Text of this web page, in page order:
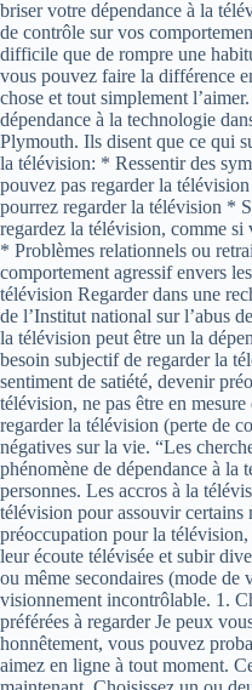
briser votre dépendance à la
de contrôle sur vos
difficile que de rompre une
vous pouvez faire la différence
chose et tout simplement
dépendance à la technologie
Plymouth. Ils disent que ce qui
la télévision: * Ressentir des
pouvez pas regarder la
pourrez regarder la télévision *
regardez la télévision, comme
* Problèmes relationnels ou
comportement agressif envers
télévision Regarder dans une
de l’Institut national sur l’abus
la télévision peut être un la
besoin subjectif de regarder la
sentiment de satiété, devenir
télévision, ne pas être en
regarder la télévision (perte de
négatives sur la vie. “Les
phénomène de dépendance à la
personnes. Les accros à la
télévision pour assouvir certains
préoccupation pour la
leur écoute télévisée et subir
ou même secondaires (mode de
visionnement incontrôlable. 1.
préférées à regarder Je peux
honnêtement, vous pouvez
aimez en ligne à tout moment.